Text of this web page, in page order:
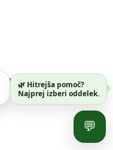
Vsa vsebina je
je prepovedana.
💬
🌿 Hitrejša pomoč?
Najprej izberi oddelek.